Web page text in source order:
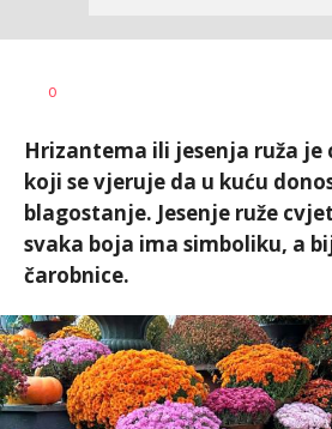
AUTOR
0
Hrizantema ili jesenja ruža je
koji se vjeruje da u kuću
blagostanje. Jesenje ruže
svaka boja ima simboliku, a
čarobnice.